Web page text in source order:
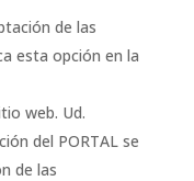
de las
esta opción en la
web. Ud.
del PORTAL se
de las